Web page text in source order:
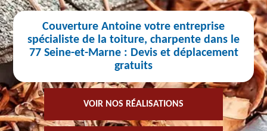
Couverture Antoine votre entreprise
spécialiste de la toiture, charpente dans le
77 Seine-et-Marne : Devis et déplacement
gratuits
VOIR NOS RÉALISATIONS